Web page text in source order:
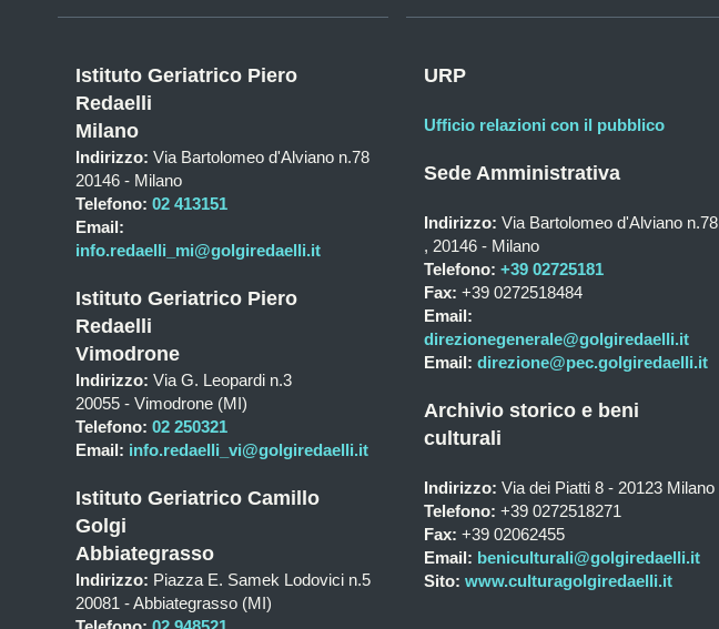
Istituto Geriatrico Piero
Redaelli
Milano
Indirizzo: Via Bartolomeo d'Alviano n.78
20146 - Milano
Telefono: 02 413151
Email:
info.redaelli_mi@golgiredaelli.it
Istituto Geriatrico Piero
Redaelli
Vimodrone
Indirizzo: Via G. Leopardi n.3
20055 - Vimodrone (MI)
Telefono: 02 250321
Email: info.redaelli_vi@golgiredaelli.it
Istituto Geriatrico Camillo
Golgi
Abbiategrasso
Indirizzo: Piazza E. Samek Lodovici n.5
20081 - Abbiategrasso (MI)
URP
Ufficio relazioni con il pubblico
Sede Amministrativa
Indirizzo: Via Bartolomeo d'Alviano n.78
, 20146 - Milano
Telefono: +39 02725181
Fax: +39 0272518484
Email:
direzionegenerale@golgiredaelli.it
Email: direzione@pec.golgiredaelli.it
Archivio storico e beni
culturali
Indirizzo: Via dei Piatti 8 - 20123 Milano
Telefono: +39 0272518271
Fax: +39 02062455
Email: beniculturali@golgiredaelli.it
Sito: www.culturagolgiredaelli.it